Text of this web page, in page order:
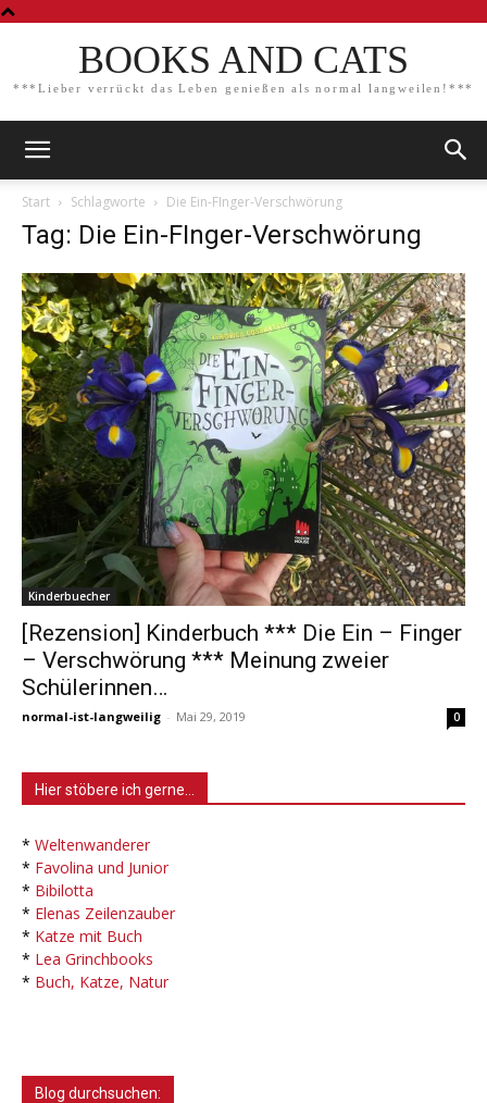
BOOKS AND CATS
***Lieber verrückt das Leben genießen als normal langweilen!***
Start Schlagworte Die Ein-FInger-Verschwörung
Tag: Die Ein-FInger-Verschwörung
Kinderbuecher
[Rezension] Kinderbuch *** Die Ein – Finger
– Verschwörung *** Meinung zweier
Schülerinnen…
normal-ist-langweilig - Mai 29, 2019 0
Hier stöbere ich gerne…
* Weltenwanderer
* Favolina und Junior
* Bibilotta
* Elenas Zeilenzauber
* Katze mit Buch
* Lea Grinchbooks
* Buch, Katze, Natur
Blog durchsuchen: